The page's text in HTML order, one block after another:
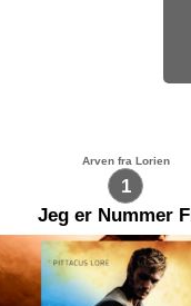
1
Arven fra Lorien
Jeg er Nummer